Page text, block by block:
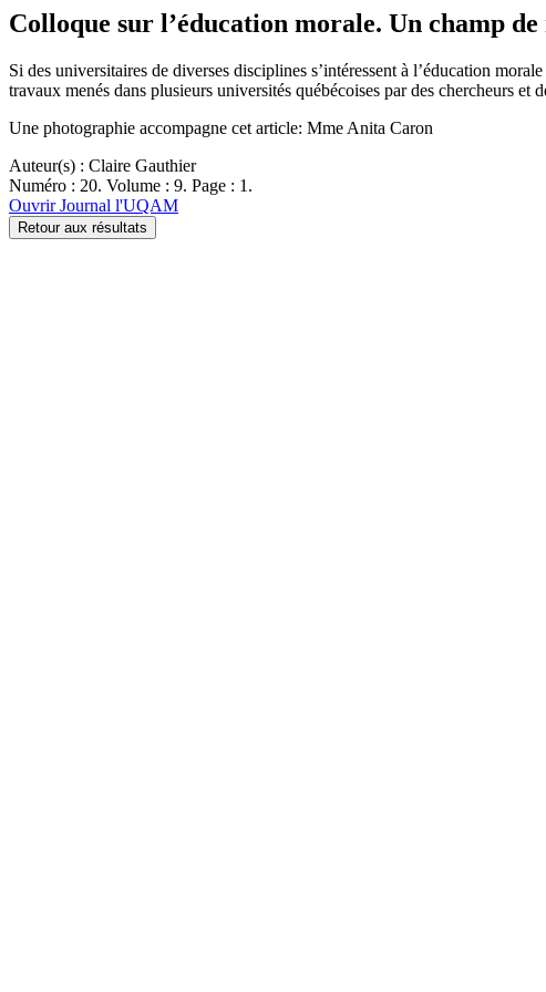
Colloque sur l’éducation morale. Un champ
Si des universitaires de diverses disciplines s’intéressent à l’éducation
travaux menés dans plusieurs universités québécoises par des chercheurs et
Une photographie accompagne cet article: Mme Anita Caron
Auteur(s) : Claire Gauthier
Numéro : 20. Volume : 9. Page : 1.
Ouvrir Journal l'UQAM
Retour aux résultats